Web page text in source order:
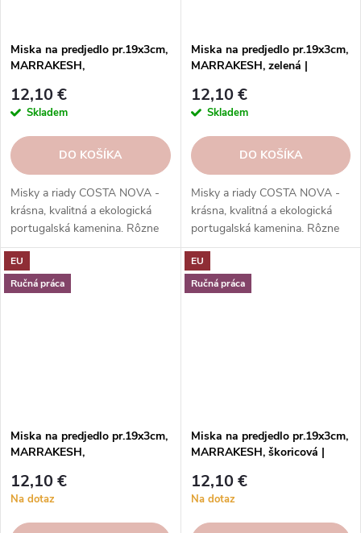
Miska na predjedlo pr.19x3cm,
MARRAKESH,
Blanc|Costa Nova
12,10 €
Skladem
DO KOŠÍKA
Misky a riady COSTA NOVA -
krásna, kvalitná a ekologická
portugalská kamenina. Rôzne
tvary, farby, vzory a veľkosti.
Objednajte si ich v našom e-
shope.
Miska na predjedlo pr.19x3cm,
MARRAKESH, zelená |
12,10 €
Skladem
DO KOŠÍKA
Misky a riady COSTA NOVA -
krásna, kvalitná a ekologická
portugalská kamenina. Rôzne
tvary, farby, vzory a veľkosti.
Objednajte si ich v našom e-
shope.
EU
Ručná práca
Miska na predjedlo pr.19x3cm,
MARRAKESH,
12,10 €
Na dotaz
EU
Ručná práca
Miska na predjedlo pr.19x3cm,
MARRAKESH, škoricová |
12,10 €
Na dotaz